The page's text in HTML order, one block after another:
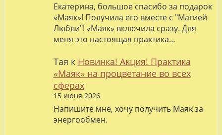
Екатерина, большое спасибо за подарок
«Маяк»! Получила его вместе с "Магией
Любви"! «Маяк» включила сразу. Для
меня это настоящая практика…
Тая к Новинка! Акция! Практика
«Маяк» на процветание во всех
сферах
15 июня 2026
Напишите мне, хочу получить Маяк за
энергообмен.